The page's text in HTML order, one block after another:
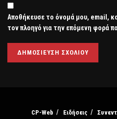
Αποθήκευσε το όνομά μου, email,
τον πλοηγό για την επόμενη φορά
CP-Web Ειδήσεις